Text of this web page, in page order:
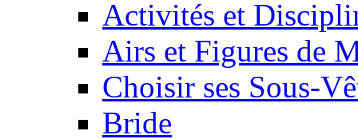
Activités et
Airs et Figures de
Choisir ses Sous-
Bride